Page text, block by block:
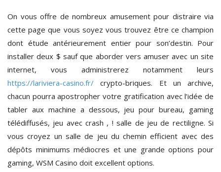
On vous offre de nombreux amusement pour distraire via
cette page que vous soyez vous trouvez être ce champion
dont étude antérieurement entier pour son’destin. Pour
installer deux $ sauf que aborder vers amuser avec un site
internet, vous administrerez notamment leurs
https://lariviera-casino.fr/ crypto-briques. Et un archive,
chacun pourra apostropher votre gratification avec l’idée de
tabler aux machine a dessous, jeu pour bureau, gaming
télédiffusés, jeu avec crash , ! salle de jeu de rectiligne. Si
vous croyez un salle de jeu du chemin efficient avec des
dépôts minimums médiocres et une grande options pour
gaming, WSM Casino doit excellent options.